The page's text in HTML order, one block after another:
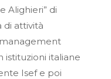
Alighieri” di
di attività
istituzioni italiane
Isef e poi